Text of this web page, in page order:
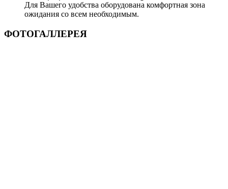
Для Вашего удобства оборудована комфортная зона
ожидания со всем необходимым.
ФОТОГАЛЛЕРЕЯ